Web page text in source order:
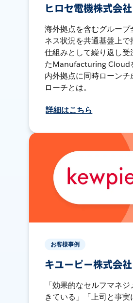
ヒロセ電機株式会社
海外拠点を含むグループ
ネス状況を共通基盤上で
仕組みとして繰り返し受
たManufacturing Cloud
内外拠点に同時ローンチ
ローチとは。
詳細はこちら
お客様事例
キユーピー株式会社
「効果的なセルフマネ
きている」「上司と事実